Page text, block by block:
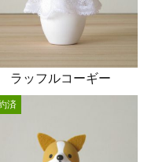
ラッフルコーギー
済